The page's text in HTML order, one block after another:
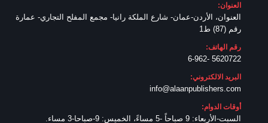
العنوان:
العنوان، الأردن-عمان- شارع الملكة رانيا- مجمع المفلح التجاري- عمارة
رقم (87) ط1
رقم الهاتف:
5620722 -6-962
البريد الالكتروني:
info@alaanpublishers.com
أوقات الدوام:
السبت-الأربعاء: 9 صباحاً -5 مساءً، الخميس: 9-صباحا-3 مساء.